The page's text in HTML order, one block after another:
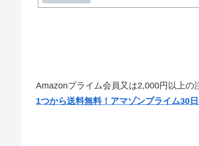
ド マイシアタープラスチャンネル 対象チ
Amazonプライム会員又は2,000円以上の
1つから送料無料！アマゾンプライム30